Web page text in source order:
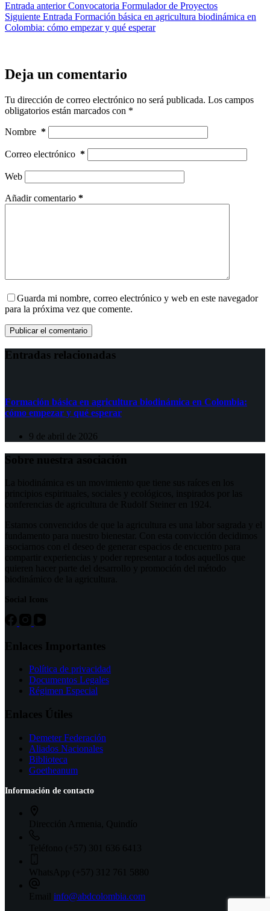
Entrada anteriorConvocatoria Formulador de Proyectos
Siguiente Entrada Formación básica en agricultura biodinámica en
Colombia: cómo empezar y qué esperar
Deja un comentario
Tu dirección de correo electrónico no será publicada. Los campos
obligatorios están marcados con *
Nombre *
Correo electrónico *
Web
Añadir comentario *
Guarda mi nombre, correo electrónico y web en este navegador
para la próxima vez que comente.
Publicar el comentario
Entradas relacionadas
Formación básica en agricultura biodinámica en Colombia:
cómo empezar y qué esperar
9 de abril de 2026
Sobre nuestra asociación
La biodinámica es un movimiento que tiene sus raíces en los
principios espirituales, sociales y ecológicos, inspirados por las
conferencias de agricultura de Rudolf Steiner en 1924.
Estamos convencidos de que la agricultura es una labor sagrada y el
fundamento para nuestro bienestar. Con esta convicción decidimos
asociarnos con el deseo de generar espacios de encuentro para
compartir experiencias y poder representar a todos aquellos que
quieren hacer parte del desarrollo y promoción del método
biodinámico de la agricultura.
Social Icons
Enlaces Importantes
Política de privacidad
Documentos Legales
Régimen Especial
Enlaces Útiles
Demeter Federación
Aliados Nacionales
Biblioteca
Goetheanum
Información de contacto
Dirección Armenia, Quindío
Teléfono (+57) 301 636 6413
WhatsApp (+57) 312 761 5880
Email info@abdcolombia.com